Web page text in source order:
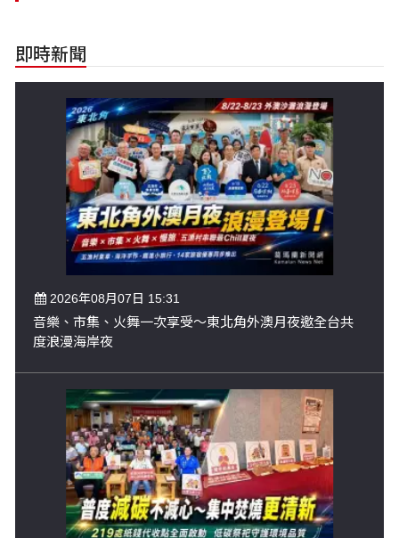
即時新聞
2026年08月07日 15:31
音樂、市集、火舞一次享受～東北角外澳月夜邀全台共
度浪漫海岸夜